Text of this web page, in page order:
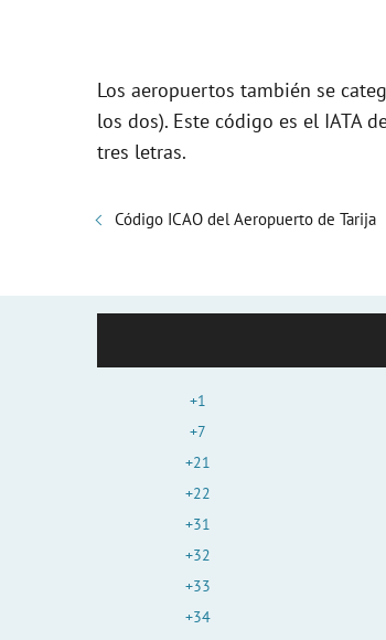
Los aeropuertos también se
los dos). Este código es el IATA
tres letras.
Código ICAO del Aeropuerto de Tarija
+1
+7
+21
+22
+31
+32
+33
+34